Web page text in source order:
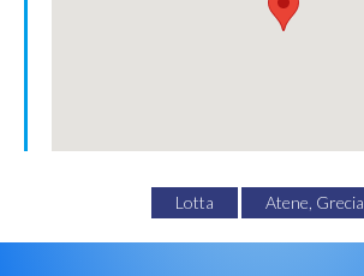
Lotta Atene, Grecia